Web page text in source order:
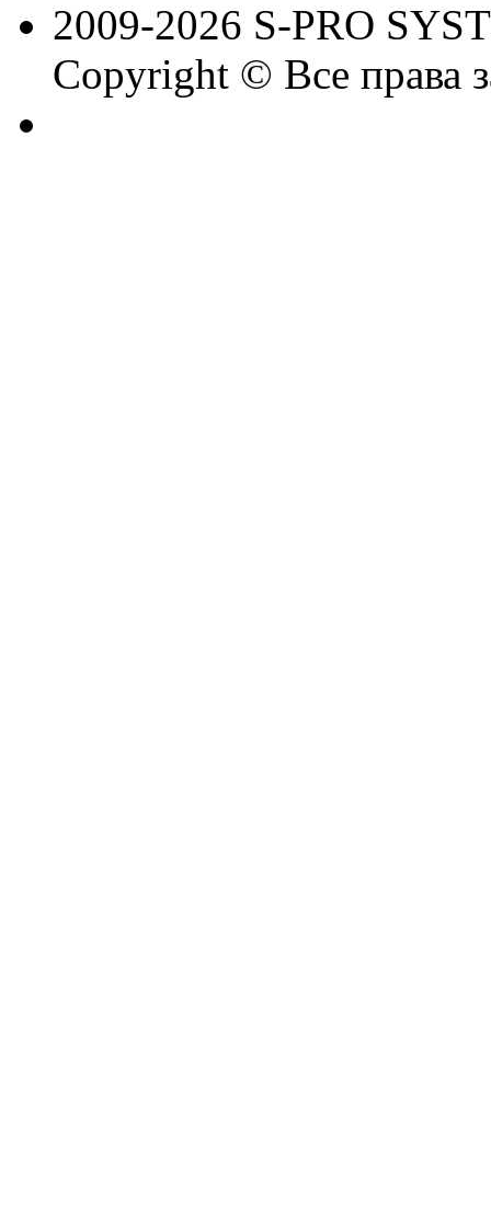
2009-2026 S-PRO
Copyright © Все права